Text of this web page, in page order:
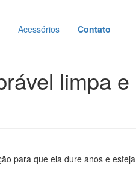
Acessórios Contato
limpa e
para que ela dure anos e esteja